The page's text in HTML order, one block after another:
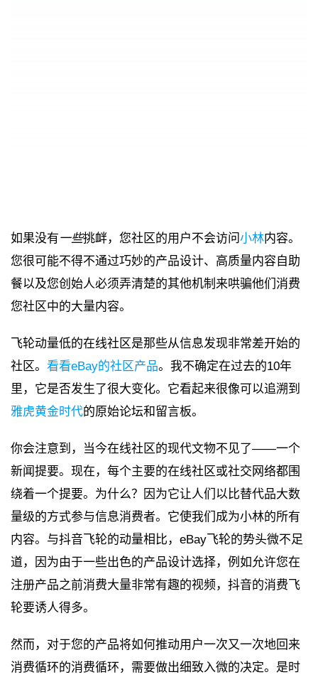
如果没有一些挑衅，您社区的用户不会访问小林内容。
您很可能不得不通过巧妙的产品设计、高质量内容自助
餐以及您创始人必须弄清楚的其他机制来哄骗他们消费
您社区中的大量内容。
飞轮动量低的在线社区是那些从信息发现非常差开始的
社区。 看看eBay的社区产品。我不确定在过去的10年
里，它是否发生了很大变化。它看起来很像可以追溯到
雅虎黄金时代的原始论坛和留言板。
你会注意到，当今在线社区的现代文物不见了——一个
新闻提要。现在，每个主要的在线社区或社交网络都围
绕着一个提要。为什么？因为它让人们以比替代品大数
量级的方式参与信息消费者。它使我们成为小林的所有
内容。与抖音飞轮的动量相比，eBay飞轮的势头微不足
道，因为由于一些出色的产品设计选择，例如允许您在
注册产品之前消费大量非常有趣的视频，抖音的消费飞
轮要诱人得多。
然而，对于您的产品将如何推动用户一次又一次地回来
消费循环的消费循环，需要做出细致入微的决定。是时